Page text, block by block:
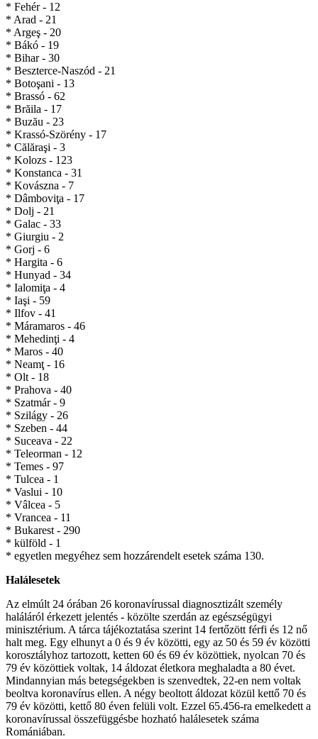
* Fehér - 12
* Arad - 21
* Argeş - 20
* Bákó - 19
* Bihar - 30
* Beszterce-Naszód - 21
* Botoşani - 13
* Brassó - 62
* Brăila - 17
* Buzău - 23
* Krassó-Szörény - 17
* Călăraşi - 3
* Kolozs - 123
* Konstanca - 31
* Kovászna - 7
* Dâmboviţa - 17
* Dolj - 21
* Galac - 33
* Giurgiu - 2
* Gorj - 6
* Hargita - 6
* Hunyad - 34
* Ialomiţa - 4
* Iaşi - 59
* Ilfov - 41
* Máramaros - 46
* Mehedinţi - 4
* Maros - 40
* Neamţ - 16
* Olt - 18
* Prahova - 40
* Szatmár - 9
* Szilágy - 26
* Szeben - 44
* Suceava - 22
* Teleorman - 12
* Temes - 97
* Tulcea - 1
* Vaslui - 10
* Vâlcea - 5
* Vrancea - 11
* Bukarest - 290
* külföld - 1
* egyetlen megyéhez sem hozzárendelt esetek száma 130.
Halálesetek
Az elmúlt 24 órában 26 koronavírussal diagnosztizált személy
haláláról érkezett jelentés - közölte szerdán az egészségügyi
minisztérium. A tárca tájékoztatása szerint 14 fertőzött férfi és 12 nő
halt meg. Egy elhunyt a 0 és 9 év közötti, egy az 50 és 59 év közötti
korosztályhoz tartozott, ketten 60 és 69 év közöttiek, nyolcan 70 és
79 év közöttiek voltak, 14 áldozat életkora meghaladta a 80 évet.
Mindannyian más betegségekben is szenvedtek, 22-en nem voltak
beoltva koronavírus ellen. A négy beoltott áldozat közül kettő 70 és
79 év közötti, kettő 80 éven felüli volt. Ezzel 65.456-ra emelkedett a
koronavírussal összefüggésbe hozható halálesetek száma
Romániában.